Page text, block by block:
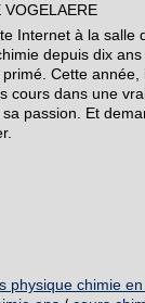
VOGELAERE
Internet à la salle
depuis dix
Cette
cours dans une
passion. Et
physique chimie